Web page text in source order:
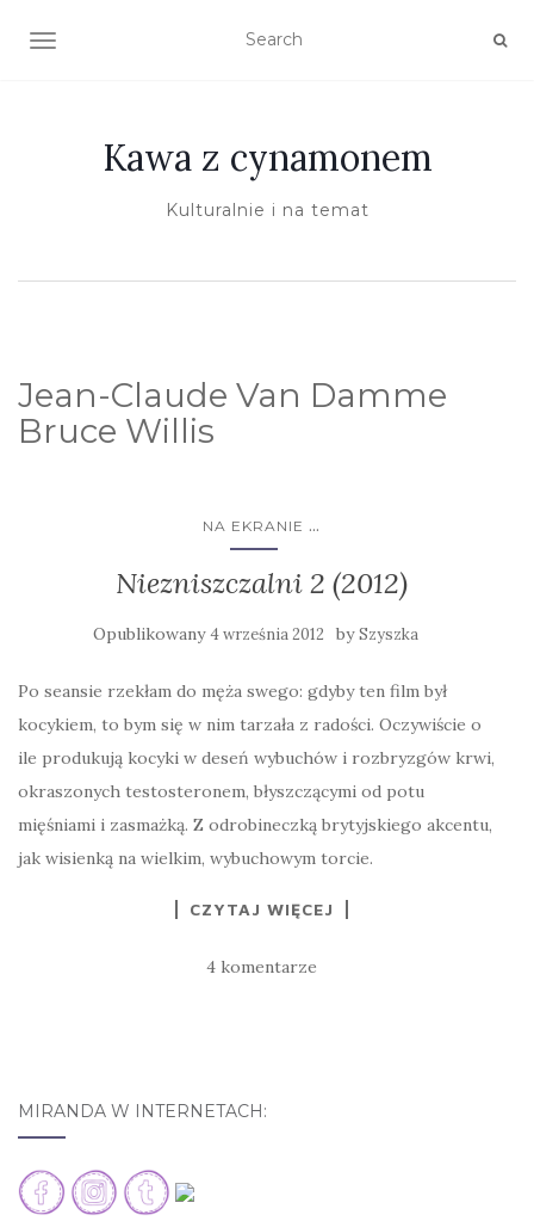
TOGGLE NAVIGATION
Kawa z cynamonem
Kulturalnie i na temat
Jean-Claude Van Damme
Bruce Willis
NA EKRANIE ...
Niezniszczalni 2 (2012)
Opublikowany4 września 2012 bySzyszka
Po seansie rzekłam do męża swego: gdyby ten film był
kocykiem, to bym się w nim tarzała z radości. Oczywiście o
ile produkują kocyki w deseń wybuchów i rozbryzgów krwi,
okraszonych testosteronem, błyszczącymi od potu
mięśniami i zasmażką. Z odrobineczką brytyjskiego akcentu,
jak wisienką na wielkim, wybuchowym torcie.
CZYTAJ WIĘCEJ
4 komentarze
MIRANDA W INTERNETACH: